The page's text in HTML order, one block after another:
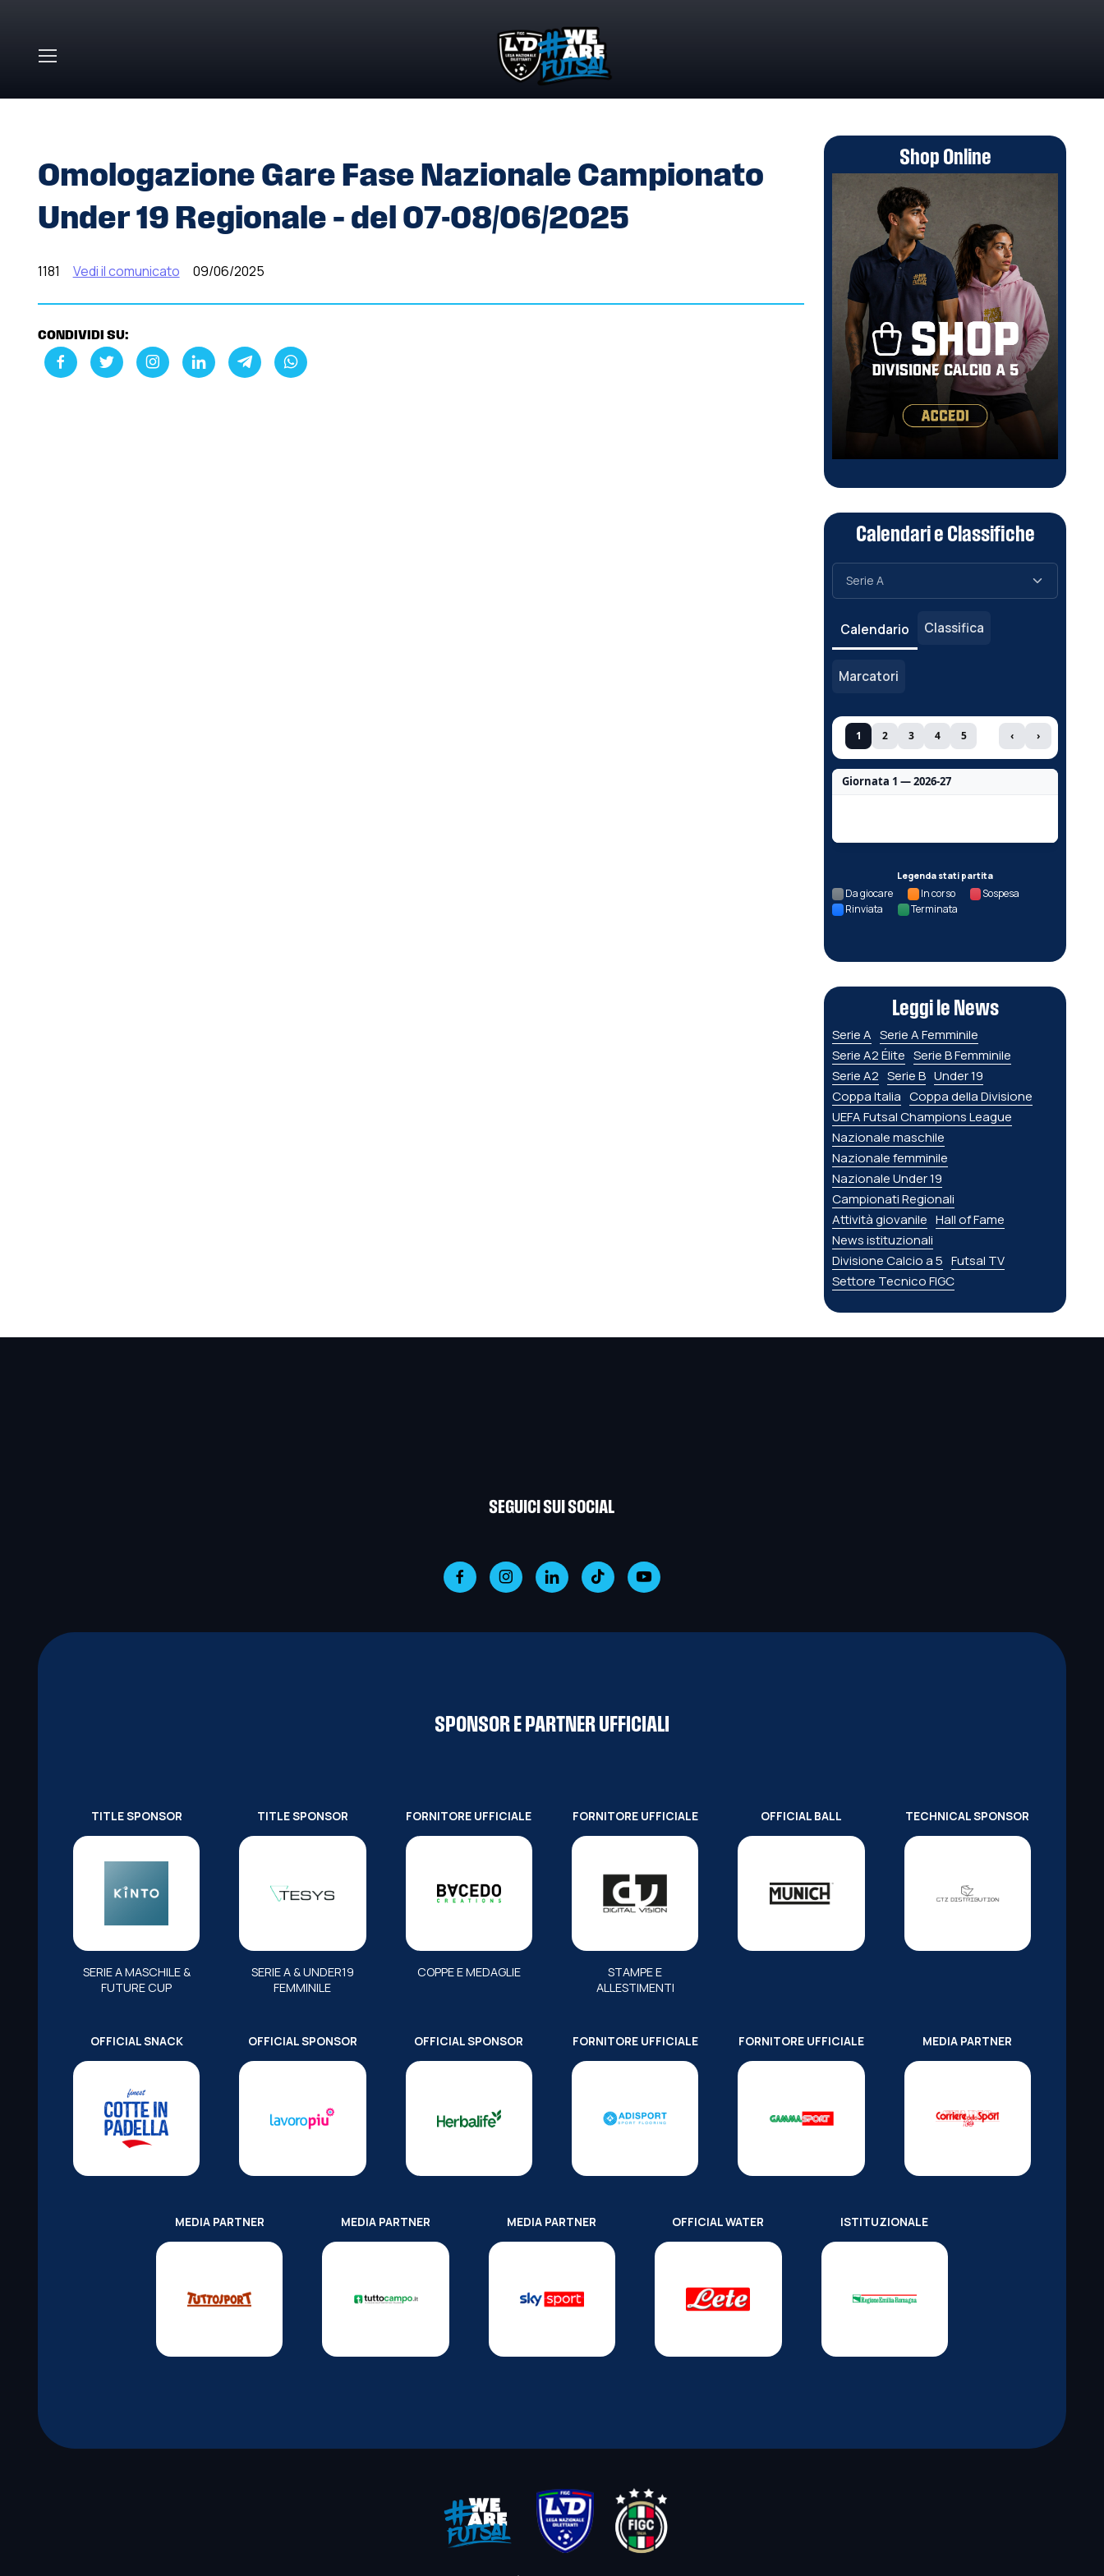
Omologazione Gare Fase Nazionale Campionato
Under 19 Regionale – del 07-08/06/2025
1181 Vedi il comunicato 09/06/2025
CONDIVIDI SU:
Shop Online
Calendari e Classifiche
Calendario Classifica
Marcatori
1 2 3 4 5 ‹ ›
Giornata 1 — 2026-27
Legenda stati partita
Da giocare In corso
Sospesa
Rinviata
Terminata
Leggi le News
Serie A Serie A Femminile
Serie A2 Élite Serie B Femminile
Serie A2 Serie B Under 19
Coppa Italia Coppa della Divisione
UEFA Futsal Champions League
Nazionale maschile
Nazionale femminile
Nazionale Under 19
Campionati Regionali
Attività giovanile Hall of Fame
News istituzionali
Divisione Calcio a 5 Futsal TV
Settore Tecnico FIGC
SEGUICI SUI SOCIAL
SPONSOR E PARTNER UFFICIALI
TITLE SPONSOR
SERIE A MASCHILE &
FUTURE CUP
TITLE SPONSOR
SERIE A & UNDER19
FEMMINILE
FORNITORE UFFICIALE
COPPE E MEDAGLIE
FORNITORE UFFICIALE
STAMPE E
ALLESTIMENTI
OFFICIAL BALL TECHNICAL SPONSOR
OFFICIAL SNACK OFFICIAL SPONSOR OFFICIAL SPONSOR FORNITORE UFFICIALE FORNITORE UFFICIALE MEDIA PARTNER
MEDIA PARTNER MEDIA PARTNER MEDIA PARTNER OFFICIAL WATER ISTITUZIONALE